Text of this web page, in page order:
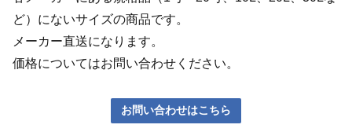
ど）にないサイズの商品です。
メーカー直送になります。
価格についてはお問い合わせください。
お問い合わせはこちら